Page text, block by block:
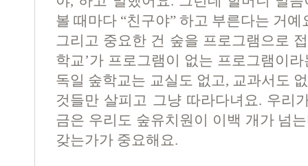
볼 때마다 “친구야” 하고 부른다는 거예
그리고 중요한 건 숲을 프로그램으로
학교’가 프로그램이 없는 프로그램이
독일 숲학교는 교실도 없고, 교과서도
것들만 살피고 그냥 따라다녀요. 우리
금은 우리도 숲유치원이 이백 개가 넘
갖는가가 중요해요.